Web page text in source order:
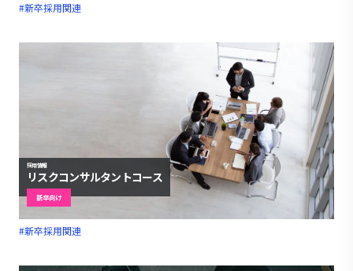
#新卒採用関連
採用情報
リスクコンサルタントコース
新卒向け
#新卒採用関連